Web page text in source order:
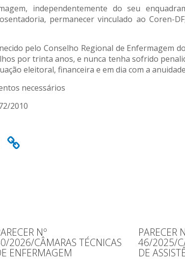
independentemente do seu
permanecer vinculado ao Coren-
pelo Conselho Regional de Enfermagem
por trinta anos, e nunca tenha sofrido
eleitoral, financeira e em dia com a
necessários
2010
Nº
2026/CÂMARAS TÉCNICAS
ENFERMAGEM
PARECER
46/2025/
DE